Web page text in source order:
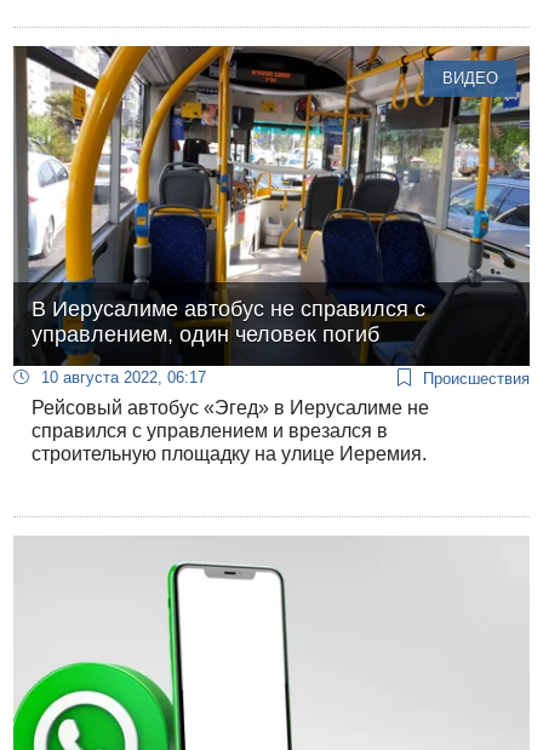
ВИДЕО
В Иерусалиме автобус не справился с
управлением, один человек погиб
10 августа 2022, 06:17 Происшествия
Рейсовый автобус «Эгед» в Иерусалиме не
справился с управлением и врезался в
строительную площадку на улице Иеремия.